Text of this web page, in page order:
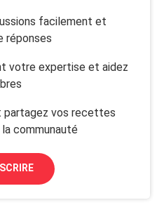
facilement et
réponses
votre expertise et aidez
partagez vos recettes
communauté